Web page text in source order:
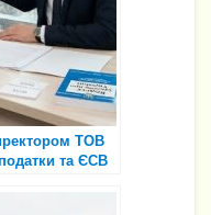
ТОВ
та ЄСВ